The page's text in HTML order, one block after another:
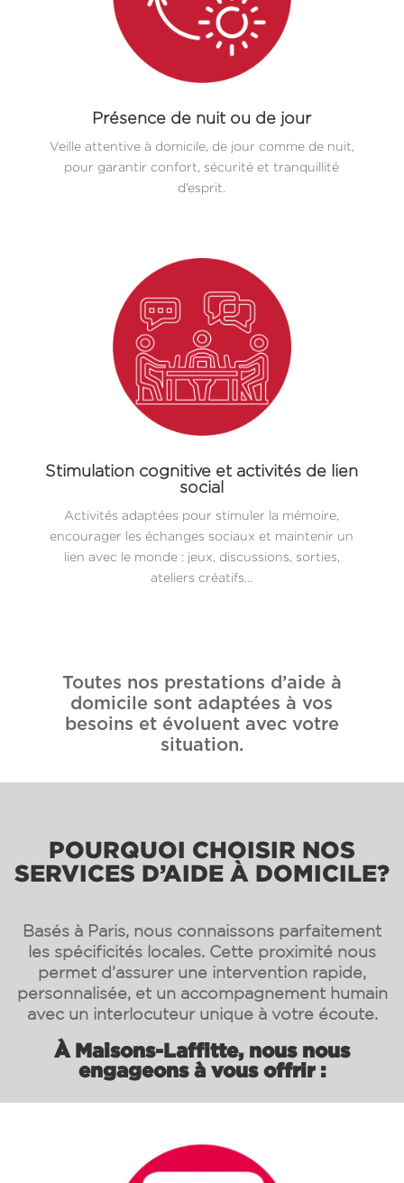
Présence de nuit ou de jour
Veille attentive à domicile, de jour comme de nuit,
pour garantir confort, sécurité et tranquillité
d’esprit.
Stimulation cognitive et activités de lien
social
Activités adaptées pour stimuler la mémoire,
encourager les échanges sociaux et maintenir un
lien avec le monde : jeux, discussions, sorties,
ateliers créatifs…
Toutes nos prestations d’aide à
domicile sont adaptées à vos
besoins et évoluent avec votre
situation.
POURQUOI CHOISIR NOS
SERVICES D’AIDE À DOMICILE?
Basés à Paris, nous connaissons parfaitement
les spécificités locales. Cette proximité nous
permet d’assurer une intervention rapide,
personnalisée, et un accompagnement humain
avec un interlocuteur unique à votre écoute.
À Maisons-Laffitte, nous nous
engageons à vous offrir :